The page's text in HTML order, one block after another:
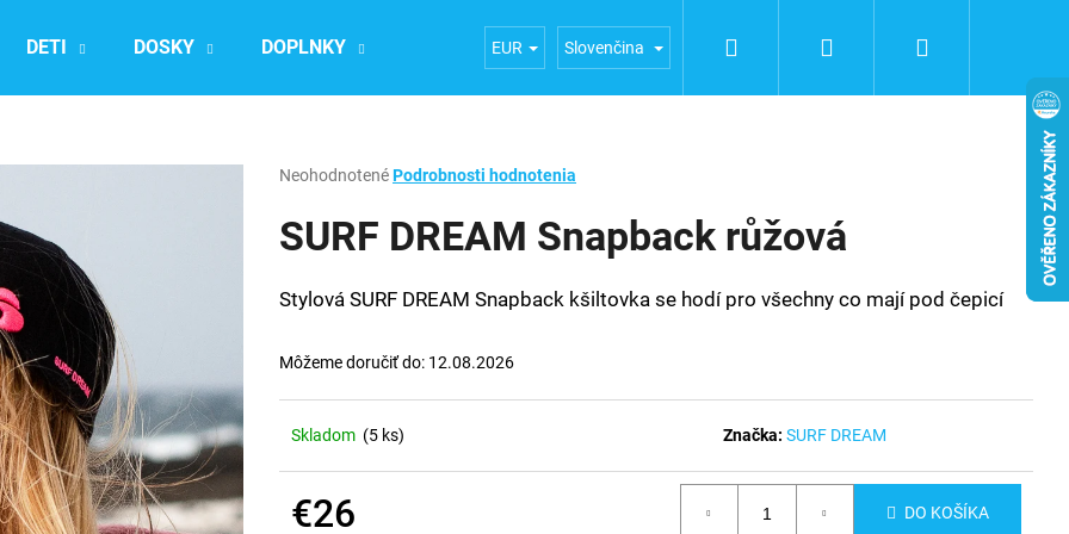
DETI DOSKY DOPLNKY Ubytovanie na FUERTE Obchodní podmínky Podmínky ochrany
EUR Slovenčina Prihlásenie
Priemerné
produktu
je
5
NeohodnotenéPodrobnosti hodnotenia
SURF DREAM Snapback růžová
Stylová SURF DREAM Snapback kšiltovka se hodí pro všechny co mají pod čepicí
Môžeme doručiť do: 12.08.2026
Skladom (5 ks) Značka: SURF DREAM
€26 DO KOŠÍKA
HĽADAŤ
Odporúčame